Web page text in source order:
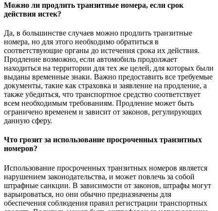
Можно ли продлить транзитные номера, если срок
действия истек?
Да, в большинстве случаев можно продлить транзитные
номера, но для этого необходимо обратиться в
соответствующие органы до истечения срока их действия.
Продление возможно, если автомобиль продолжает
находиться на территории для тех же целей, для которых были
выданы временные знаки. Важно предоставить все требуемые
документы, такие как страховка и заявление на продление, а
также убедиться, что транспортное средство соответствует
всем необходимым требованиям. Продление может быть
ограничено временем и зависит от законов, регулирующих
данную сферу.
Что грозит за использование просроченных транзитных
номеров?
Использование просроченных транзитных номеров является
нарушением законодательства, и может повлечь за собой
штрафные санкции. В зависимости от законов, штрафы могут
варьироваться, но они обычно предназначены для
обеспечения соблюдения правил регистрации транспортных